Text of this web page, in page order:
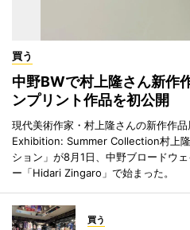
買う
中野BWで村上隆さん新作
ンプリント作品を初公開
現代美術作家・村上隆さんの新作作
Exhibition: Summer Collection村上
ション」が8月1日、中野ブロードウ
ー「Hidari Zingaro」で始まった。
買う